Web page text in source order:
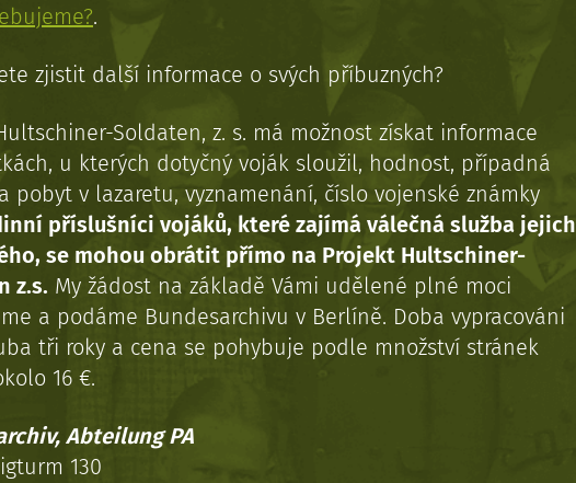
.
zjistit další informace o svých příbuzných?
Soldaten, z. s. má možnost získat informace
u kterých dotyčný voják sloužil, hodnost, případná
pobyt v lazaretu, vyznamenání, číslo vojenské známky
příslušníci vojáků, které zajímá válečná služba jejich
se mohou obrátit přímo na Projekt Hultschiner-
z.s. My žádost na základě Vámi udělené plné moci
a podáme Bundesarchivu v Berlíně. Doba vypracováni
tři roky a cena se pohybuje podle množství stránek
16 €.
Abteilung PA
130